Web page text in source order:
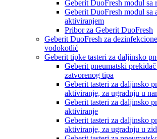
Geberit DuoFresh modul sa
Geberit DuoFresh modul sa
aktiviranjem
Pribor za Geberit DuoFresh
Geberit DuoFresh za
vodokotlić
Geberit tipke tasteri za daljinsko
Geberit pneumatski
zatvorenog tipa
Geberit tasteri za daljinsko
aktiviranje, za ugradnju u
Geberit tasteri za daljinsko
aktiviranje
Geberit tasteri za daljinsko
aktiviranje, za ugradnju u zid